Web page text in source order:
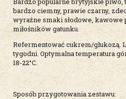
bardzo ciemny, prawie czarny,
wyraźne smaki słodowe, kawowe
miłośników gatunku.
Refermentować cukrem/glukozą.
tygodni. Optymalna temperatura
18-22°C.
Sposób przygotowania zestawu: